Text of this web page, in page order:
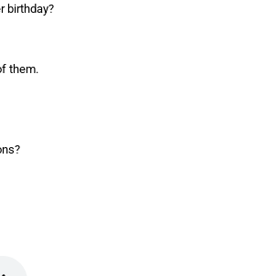
birthday?
them.